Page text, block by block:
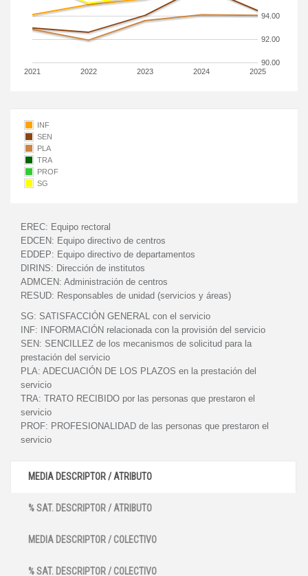
2021 2022 2023 2024 2025
90.00
92.00
94.00
INF
SEN
PLA
TRA
PROF
SG
EREC: Equipo rectoral
EDCEN: Equipo directivo de centros
EDDEP: Equipo directivo de departamentos
DIRINS: Dirección de institutos
ADMCEN: Administración de centros
RESUD: Responsables de unidad (servicios y áreas)
SG: SATISFACCIÓN GENERAL con el servicio
INF:
INFORMACIÓN relacionada con la provisión del servicio
SEN: SENCILLEZ de los mecanismos de solicitud para la
prestación del servicio
PLA: ADECUACIÓN DE LOS PLAZOS en la prestación del
servicio
TRA: TRATO RECIBIDO por las personas que prestaron el
servicio
PROF: PROFESIONALIDAD de las personas que prestaron el
servicio
MEDIA DESCRIPTOR / ATRIBUTO
% SAT. DESCRIPTOR / ATRIBUTO
MEDIA DESCRIPTOR / COLECTIVO
% SAT. DESCRIPTOR / COLECTIVO